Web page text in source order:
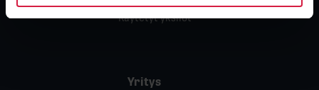
Käytetyt yksilöt
Yritys